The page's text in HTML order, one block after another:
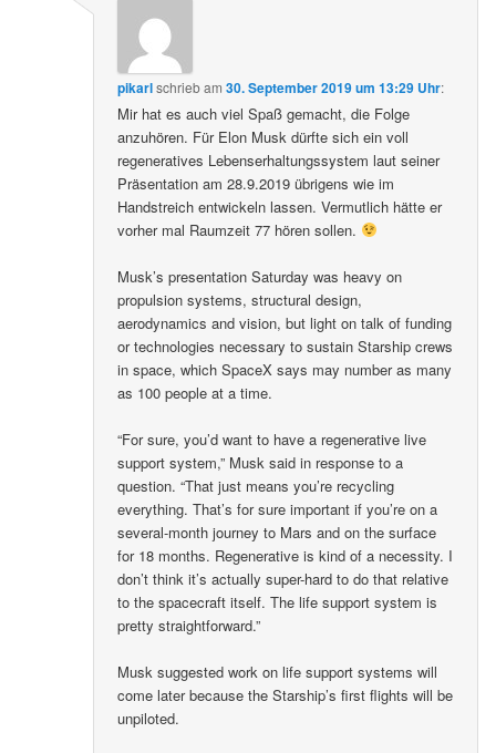
pikarlschriebam30. September 2019 um 13:29 Uhr:
Mir hat es auch viel Spaß gemacht, die Folge
anzuhören. Für Elon Musk dürfte sich ein voll
regeneratives Lebenserhaltungssystem laut seiner
Präsentation am 28.9.2019 übrigens wie im
Handstreich entwickeln lassen. Vermutlich hätte er
vorher mal Raumzeit 77 hören sollen.
Musk’s presentation Saturday was heavy on
propulsion systems, structural design,
aerodynamics and vision, but light on talk of funding
or technologies necessary to sustain Starship crews
in space, which SpaceX says may number as many
as 100 people at a time.
“For sure, you’d want to have a regenerative live
support system,” Musk said in response to a
question. “That just means you’re recycling
everything. That’s for sure important if you’re on a
several-month journey to Mars and on the surface
for 18 months. Regenerative is kind of a necessity. I
don’t think it’s actually super-hard to do that relative
to the spacecraft itself. The life support system is
pretty straightforward.”
Musk suggested work on life support systems will
come later because the Starship’s first flights will be
unpiloted.